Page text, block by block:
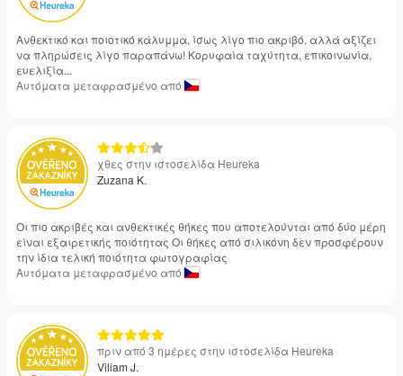
Ανθεκτικό και ποιοτικό κάλυμμα, ίσως λίγο πιο ακριβό, αλλά αξίζει
να πληρώσεις λίγο παραπάνω! Κορυφαία ταχύτητα, επικοινωνία,
ευελιξία...
Αυτόματα μεταφρασμένο από
χθες στην ιστοσελίδα Heureka
Zuzana K.
Οι πιο ακριβές και ανθεκτικές θήκες που αποτελούνται από δύο μέρη
είναι εξαιρετικής ποιότητας Οι θήκες από σιλικόνη δεν προσφέρουν
την ίδια τελική ποιότητα φωτογραφίας
Αυτόματα μεταφρασμένο από
πριν από 3 ημέρες στην ιστοσελίδα Heureka
Viliam J.